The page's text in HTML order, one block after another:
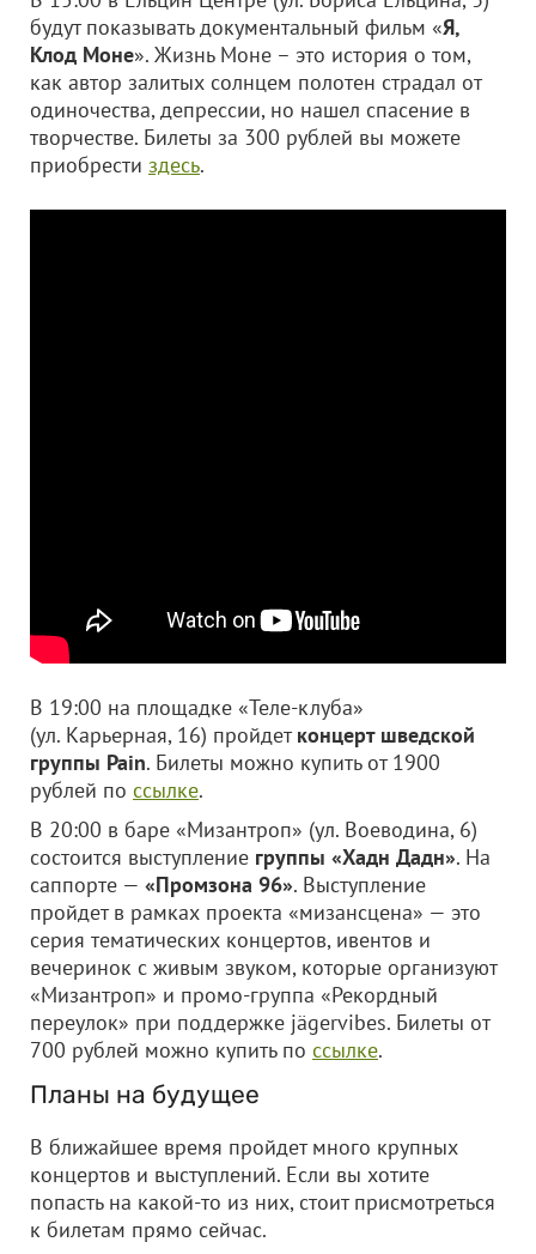
будут показывать документальный фильм «Я,
Клод Моне». Жизнь Моне – это история о том,
как автор залитых солнцем полотен страдал от
одиночества, депрессии, но нашел спасение в
творчестве. Билеты за 300 рублей вы можете
приобрести здесь.
В 19:00 на площадке «Теле-клуба»
(ул. Карьерная, 16) пройдетконцерт шведской
группы Pain. Билеты можно купить от 1900
рублей по ссылке.
В 20:00 в баре «Мизантроп» (ул. Воеводина, 6)
состоится выступление группы «Хадн Дадн». На
саппорте — «Промзона 96». Выступление
пройдет в рамках проекта «мизансцена» — это
серия тематических концертов, ивентов и
вечеринок с живым звуком, которые организуют
«Мизантроп» и промо-группа «Рекордный
переулок» при поддержке jägervibes. Билеты от
700 рублей можно купить по ссылке.
Планы на будущее
В ближайшее время пройдет много крупных
концертов и выступлений. Если вы хотите
попасть на какой-то из них, стоит присмотреться
к билетам прямо сейчас.